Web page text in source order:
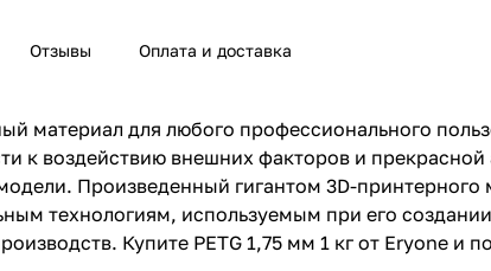
Отзывы Оплата и доставка
материал для любого профессионального
к воздействию внешних факторов и
Произведенный гигантом 3D-принтерного
технологиям, используемым при его
Купите PETG 1,75 мм 1 кг от Eryone и